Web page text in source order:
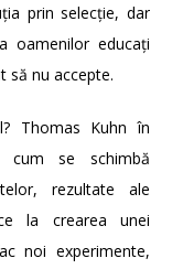
prin selecție, dar
oamenilor educați
să nu accepte.
Thomas Kuhn în
cum se schimbă
rezultate ale
la crearea unei
noi experimente,